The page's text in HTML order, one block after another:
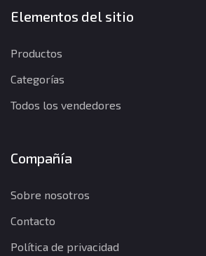
Elementos del sitio
Productos
Categorías
Todos los vendedores
Compañía
Sobre nosotros
Contacto
Política de privacidad